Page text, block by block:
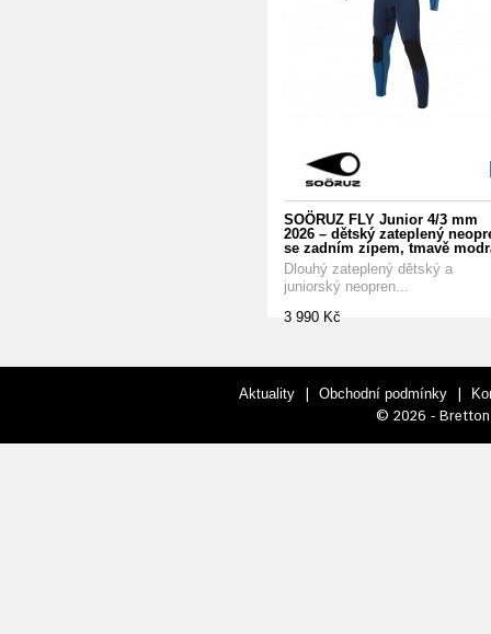
SOÖRUZ FLY Junior 4/3 mm
2026 – dětský zateplený
se zadním zipem, tmavě
Dlouhý zateplený dětský a
juniorský neopren...
3 990 Kč
Aktuality | Obchodní podmínky |
© 2026 - Bretton